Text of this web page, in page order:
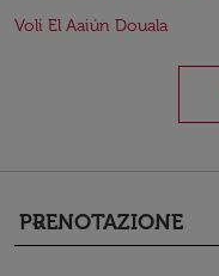
Voli El Aaiún Douala
PRENOTAZIONE
keyboard_arrow_down